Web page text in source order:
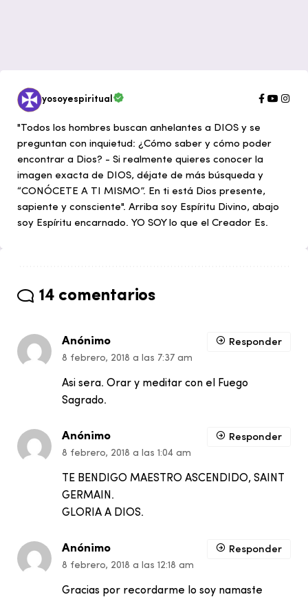
yosoyespiritual
"Todos los hombres buscan anhelantes a DIOS y se
preguntan con inquietud: ¿Cómo saber y cómo poder
encontrar a Dios? - Si realmente quieres conocer la
imagen exacta de DIOS, déjate de más búsqueda y
“CONÓCETE A TI MISMO”. En ti está Dios presente,
sapiente y consciente". Arriba soy Espíritu Divino, abajo
soy Espíritu encarnado. YO SOY lo que el Creador Es.
14 comentarios
Anónimo
8 febrero, 2018 a las 7:37 am
Asi sera. Orar y meditar con el Fuego
Sagrado.
Responder
Anónimo
8 febrero, 2018 a las 1:04 am
TE BENDIGO MAESTRO ASCENDIDO, SAINT
GERMAIN.
GLORIA A DIOS.
Responder
Anónimo
8 febrero, 2018 a las 12:18 am
Gracias por recordarme lo soy namaste
Responder